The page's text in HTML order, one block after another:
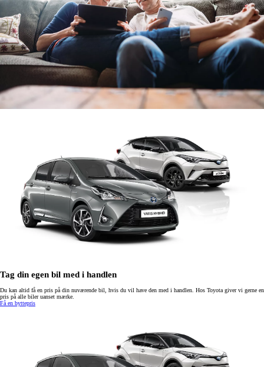
Tag din egen bil med i handlen
Du kan altid få en pris på din nuværende bil, hvis du vil have den med i handlen. Hos Toyota giver vi gerne en
pris på alle biler uanset mærke.
Få en byttepris